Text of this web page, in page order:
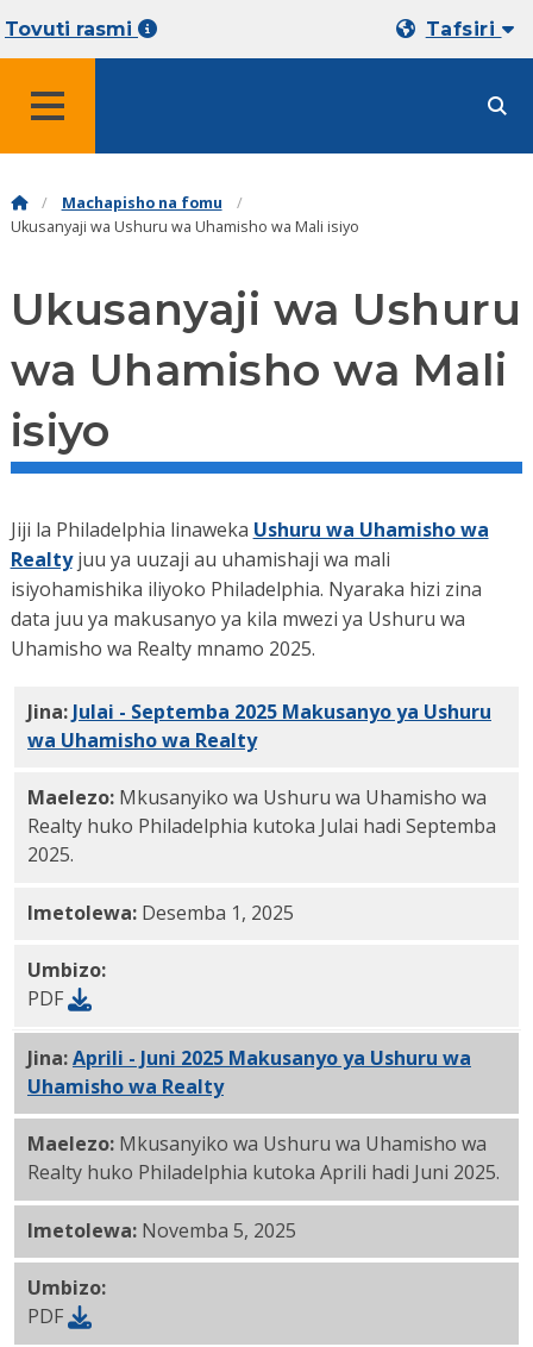
Tovuti rasmi Tafsiri
Machapisho na fomu
Ukusanyaji wa Ushuru wa Uhamisho wa Mali isiyo
Ukusanyaji wa Ushuru
wa Uhamisho wa Mali
isiyo
Jiji la Philadelphia linaweka Ushuru wa Uhamisho wa
Realtyjuu ya uuzaji au uhamishaji wa mali
isiyohamishika iliyoko Philadelphia. Nyaraka hizi zina
data juu ya makusanyo ya kila mwezi ya Ushuru wa
Uhamisho wa Realty mnamo 2025.
Jina: Julai - Septemba 2025 Makusanyo ya Ushuru
wa Uhamisho wa RealtyPDF
Maelezo: Mkusanyiko wa Ushuru wa Uhamisho wa
Realty huko Philadelphia kutoka Julai hadi Septemba
2025.
Imetolewa: Desemba 1, 2025
Umbizo:
PDF
Jina:Aprili - Juni 2025 Makusanyo ya Ushuru wa
Uhamisho wa RealtyPDF
Maelezo: Mkusanyiko wa Ushuru wa Uhamisho wa
Realty huko Philadelphia kutoka Aprili hadi Juni 2025.
Imetolewa: Novemba 5, 2025
Umbizo:
PDF